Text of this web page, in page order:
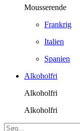
Mousserende
Frankrig
Italien
Spanien
Alkoholfri
Alkoholfri
Alkoholfri